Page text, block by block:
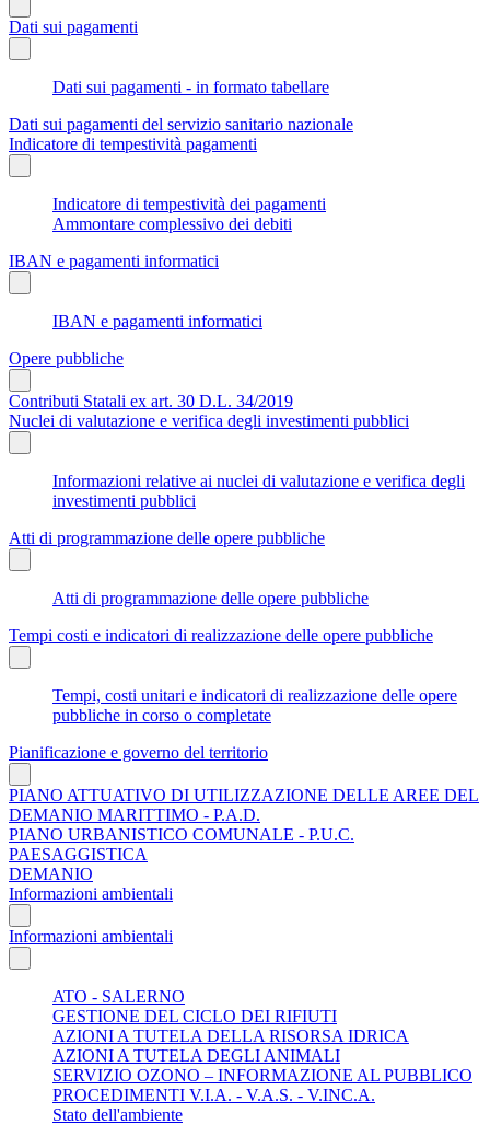
Dati sui pagamenti
Dati sui pagamenti - in formato tabellare
Dati sui pagamenti del servizio sanitario nazionale
Indicatore di tempestività pagamenti
Indicatore di tempestività dei pagamenti
Ammontare complessivo dei debiti
IBAN e pagamenti informatici
IBAN e pagamenti informatici
Opere pubbliche
Contributi Statali ex art. 30 D.L. 34/2019
Nuclei di valutazione e verifica degli investimenti pubblici
Informazioni relative ai nuclei di valutazione e verifica degli
investimenti pubblici
Atti di programmazione delle opere pubbliche
Atti di programmazione delle opere pubbliche
Tempi costi e indicatori di realizzazione delle opere pubbliche
Tempi, costi unitari e indicatori di realizzazione delle opere
pubbliche in corso o completate
Pianificazione e governo del territorio
PIANO ATTUATIVO DI UTILIZZAZIONE DELLE AREE DEL
DEMANIO MARITTIMO - P.A.D.
PIANO URBANISTICO COMUNALE - P.U.C.
PAESAGGISTICA
DEMANIO
Informazioni ambientali
Informazioni ambientali
ATO - SALERNO
GESTIONE DEL CICLO DEI RIFIUTI
AZIONI A TUTELA DELLA RISORSA IDRICA
AZIONI A TUTELA DEGLI ANIMALI
SERVIZIO OZONO – INFORMAZIONE AL PUBBLICO
PROCEDIMENTI V.I.A. - V.A.S. - V.INC.A.
Stato dell'ambiente